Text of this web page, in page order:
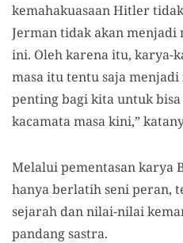
kemahakuasaan Hitler
Jerman tidak akan menjadi
ini. Oleh karena itu, karya-
masa itu tentu saja menjadi
penting bagi kita untuk
kacamata masa kini,”
Melalui pementasan karya
hanya berlatih seni peran,
sejarah dan nilai-nilai
pandang sastra.